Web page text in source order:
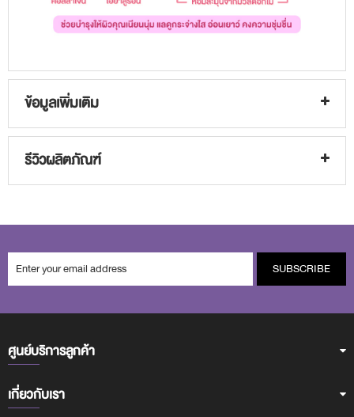
ข้อมูลเพิ่มเติม
รีวิวผลิตภัณฑ์
SUBSCRIBE
ศูนย์บริการลูกค้า
เกี่ยวกับเรา